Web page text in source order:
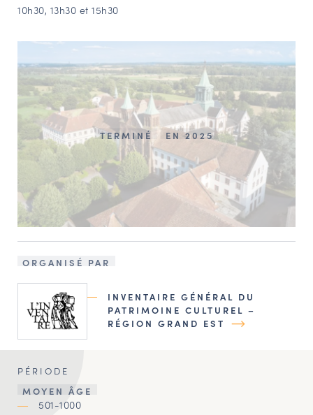
10h30, 13h30 et 15h30
TERMINÉ EN 2025
ORGANISÉ PAR
INVENTAIRE GÉNÉRAL DU
PATRIMOINE CULTUREL –
RÉGION GRAND EST
PÉRIODE
MOYEN ÂGE
501-1000